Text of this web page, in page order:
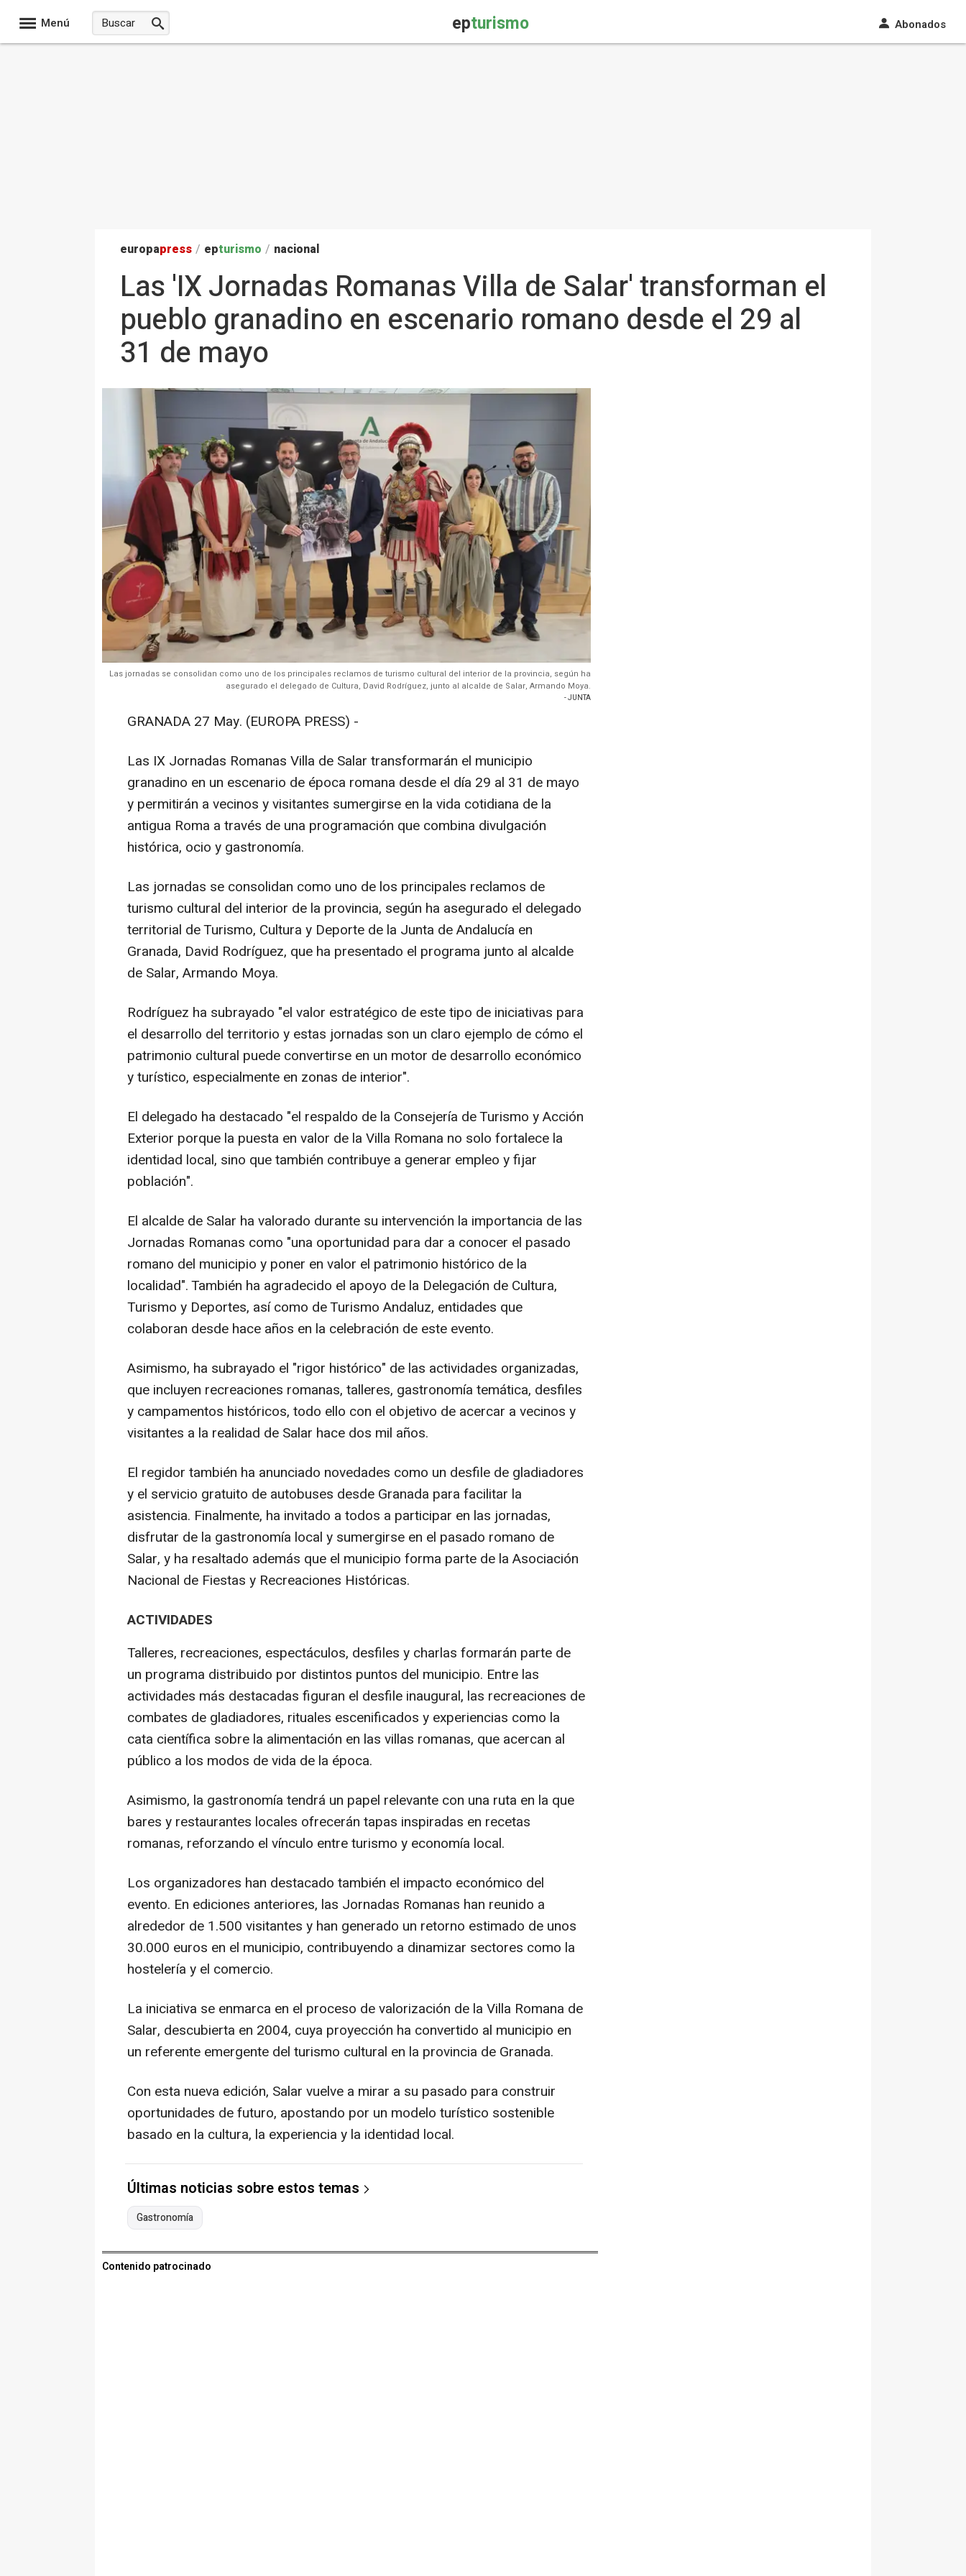
Menú epturismo Abonados
europapress / epturismo / nacional
Las 'IX Jornadas Romanas Villa de Salar' transforman el
pueblo granadino en escenario romano desde el 29 al
31 de mayo
Las jornadas se consolidan como uno de los principales reclamos de turismo cultural del interior de la provincia, según ha
asegurado el delegado de Cultura, David Rodríguez, junto al alcalde de Salar, Armando Moya.
- JUNTA
GRANADA 27 May. (EUROPA PRESS) -
Las IX Jornadas Romanas Villa de Salar transformarán el municipio
granadino en un escenario de época romana desde el día 29 al 31 de mayo
y permitirán a vecinos y visitantes sumergirse en la vida cotidiana de la
antigua Roma a través de una programación que combina divulgación
histórica, ocio y gastronomía.
Las jornadas se consolidan como uno de los principales reclamos de
turismo cultural del interior de la provincia, según ha asegurado el delegado
territorial de Turismo, Cultura y Deporte de la Junta de Andalucía en
Granada, David Rodríguez, que ha presentado el programa junto al alcalde
de Salar, Armando Moya.
Rodríguez ha subrayado "el valor estratégico de este tipo de iniciativas para
el desarrollo del territorio y estas jornadas son un claro ejemplo de cómo el
patrimonio cultural puede convertirse en un motor de desarrollo económico
y turístico, especialmente en zonas de interior".
El delegado ha destacado "el respaldo de la Consejería de Turismo y Acción
Exterior porque la puesta en valor de la Villa Romana no solo fortalece la
identidad local, sino que también contribuye a generar empleo y fijar
población".
El alcalde de Salar ha valorado durante su intervención la importancia de las
Jornadas Romanas como "una oportunidad para dar a conocer el pasado
romano del municipio y poner en valor el patrimonio histórico de la
localidad". También ha agradecido el apoyo de la Delegación de Cultura,
Turismo y Deportes, así como de Turismo Andaluz, entidades que
colaboran desde hace años en la celebración de este evento.
Asimismo, ha subrayado el "rigor histórico" de las actividades organizadas,
que incluyen recreaciones romanas, talleres, gastronomía temática, desfiles
y campamentos históricos, todo ello con el objetivo de acercar a vecinos y
visitantes a la realidad de Salar hace dos mil años.
El regidor también ha anunciado novedades como un desfile de gladiadores
y el servicio gratuito de autobuses desde Granada para facilitar la
asistencia. Finalmente, ha invitado a todos a participar en las jornadas,
disfrutar de la gastronomía local y sumergirse en el pasado romano de
Salar, y ha resaltado además que el municipio forma parte de la Asociación
Nacional de Fiestas y Recreaciones Históricas.
ACTIVIDADES
Talleres, recreaciones, espectáculos, desfiles y charlas formarán parte de
un programa distribuido por distintos puntos del municipio. Entre las
actividades más destacadas figuran el desfile inaugural, las recreaciones de
combates de gladiadores, rituales escenificados y experiencias como la
cata científica sobre la alimentación en las villas romanas, que acercan al
público a los modos de vida de la época.
Asimismo, la gastronomía tendrá un papel relevante con una ruta en la que
bares y restaurantes locales ofrecerán tapas inspiradas en recetas
romanas, reforzando el vínculo entre turismo y economía local.
Los organizadores han destacado también el impacto económico del
evento. En ediciones anteriores, las Jornadas Romanas han reunido a
alrededor de 1.500 visitantes y han generado un retorno estimado de unos
30.000 euros en el municipio, contribuyendo a dinamizar sectores como la
hostelería y el comercio.
La iniciativa se enmarca en el proceso de valorización de la Villa Romana de
Salar, descubierta en 2004, cuya proyección ha convertido al municipio en
un referente emergente del turismo cultural en la provincia de Granada.
Con esta nueva edición, Salar vuelve a mirar a su pasado para construir
oportunidades de futuro, apostando por un modelo turístico sostenible
basado en la cultura, la experiencia y la identidad local.
Últimas noticias sobre estos temas
Gastronomía
Contenido patrocinado